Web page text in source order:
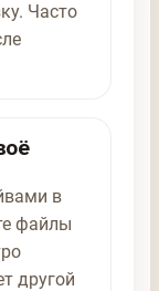
Часто
в
файлы
другой